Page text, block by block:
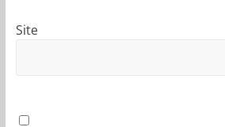
Site